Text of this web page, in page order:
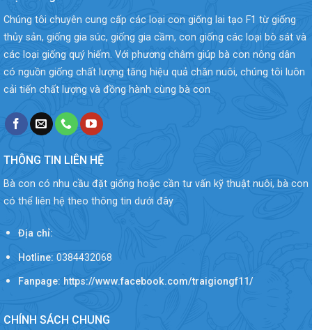
Chúng tôi chuyên cung cấp các loại con giống lai tạo F1 từ giống
thủy sản, giống gia súc, giống gia cầm, con giống các loại bò sát và
các loại giống quý hiếm. Với phương châm giúp bà con nông dân
có nguồn giống chất lượng tăng hiệu quả chăn nuôi, chúng tôi luôn
cải tiến chất lượng và đồng hành cùng bà con
THÔNG TIN LIÊN HỆ
Bà con có nhu cầu đặt giống hoặc cần tư vấn kỹ thuật nuôi, bà con
có thể liên hệ theo thông tin dưới đây
Địa chỉ:
Hotline: 0384432068
Fanpage: https://www.facebook.com/traigiongf11/
CHÍNH SÁCH CHUNG